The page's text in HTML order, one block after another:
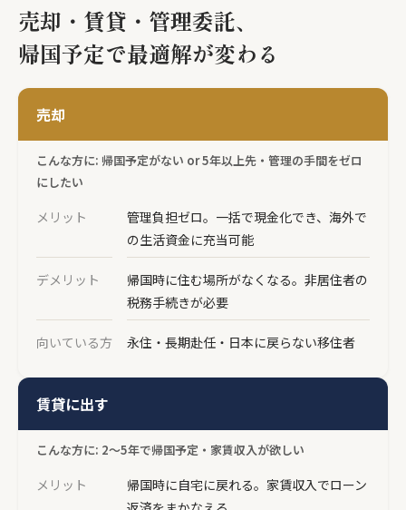
売却・賃貸・管理委託、
帰国予定で最適解が変わる
売却
こんな方に: 帰国予定がない or 5年以上先・管理の手間をゼロ
にしたい
メリット
管理負担ゼロ。一括で現金化でき、海外で
の生活資金に充当可能
デメリット
帰国時に住む場所がなくなる。非居住者の
税務手続きが必要
向いている方 永住・長期赴任・日本に戻らない移住者
賃貸に出す
こんな方に: 2〜5年で帰国予定・家賃収入が欲しい
メリット
帰国時に自宅に戻れる。家賃収入でローン